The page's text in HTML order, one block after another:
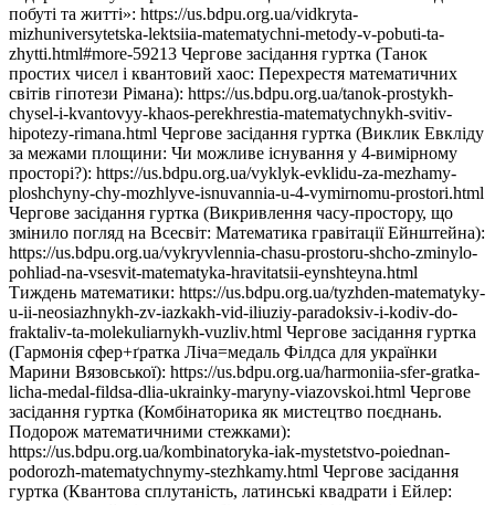
побуті та житті»: https://us.bdpu.org.ua/vidkryta-
mizhuniversytetska-lektsiia-matematychni-metody-v-pobuti-ta-
zhytti.html#more-59213 Чергове засідання гуртка (Танок
простих чисел і квантовий хаос: Перехрестя математичних
світів гіпотези Рімана): https://us.bdpu.org.ua/tanok-prostykh-
chysel-i-kvantovyy-khaos-perekhrestia-matematychnykh-svitiv-
hipotezy-rimana.html Чергове засідання гуртка (Виклик Евкліду
за межами площини: Чи можливе існування у 4-вимірному
просторі?): https://us.bdpu.org.ua/vyklyk-evklidu-za-mezhamy-
ploshchyny-chy-mozhlyve-isnuvannia-u-4-vymirnomu-prostori.html
Чергове засідання гуртка (Викривлення часу-простору, що
змінило погляд на Всесвіт: Математика гравітації Ейнштейна):
https://us.bdpu.org.ua/vykryvlennia-chasu-prostoru-shcho-zminylo-
pohliad-na-vsesvit-matematyka-hravitatsii-eynshteyna.html
Тиждень математики: https://us.bdpu.org.ua/tyzhden-matematyky-
u-ii-neosiazhnykh-zv-iazkakh-vid-iliuziy-paradoksiv-i-kodiv-do-
fraktaliv-ta-molekuliarnykh-vuzliv.html Чергове засідання гуртка
(Гармонія сфер+ґратка Ліча=медаль Філдса для українки
Марини Вязовської): https://us.bdpu.org.ua/harmoniia-sfer-gratka-
licha-medal-fildsa-dlia-ukrainky-maryny-viazovskoi.html Чергове
засідання гуртка (Комбінаторика як мистецтво поєднань.
Подорож математичними стежками):
https://us.bdpu.org.ua/kombinatoryka-iak-mystetstvo-poiednan-
podorozh-matematychnymy-stezhkamy.html Чергове засідання
гуртка (Квантова сплутаність, латинські квадрати і Ейлер: